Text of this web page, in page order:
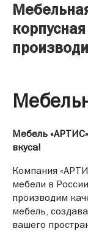
Мебель
вкуса!
Компания
мебели в
производим
мебель,
вашего